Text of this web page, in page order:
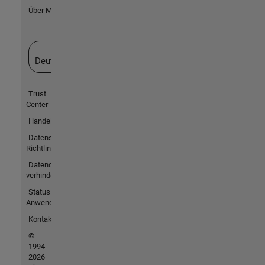
Über MathWorks
Deutschland
Trust
Center
Handelsmarken
Datenschutz-
Richtlinien
Datendiebstahl
verhindern
Status von
Anwendungen
Kontakt
©
1994-
2026